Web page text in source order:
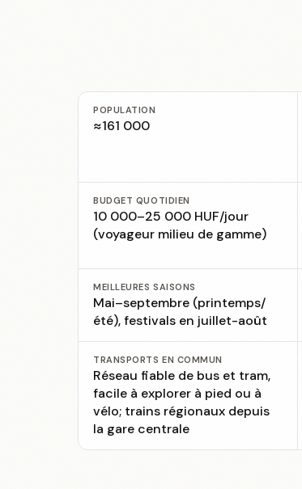
POPULATION
≈161 000
BUDGET QUOTIDIEN
10 000–25 000 HUF/jour
(voyageur milieu de gamme)
MEILLEURES SAISONS
Mai–septembre (printemps/
été), festivals en juillet-août
TRANSPORTS EN COMMUN
Réseau fiable de bus et tram,
facile à explorer à pied ou à
vélo; trains régionaux depuis
la gare centrale